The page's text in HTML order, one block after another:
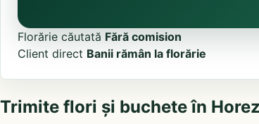
Florărie căutată Fără comision
Client direct Banii rămân la florărie
Trimite flori și buchete în